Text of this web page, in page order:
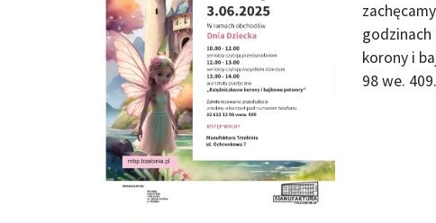
godzinach
korony i
98 we.